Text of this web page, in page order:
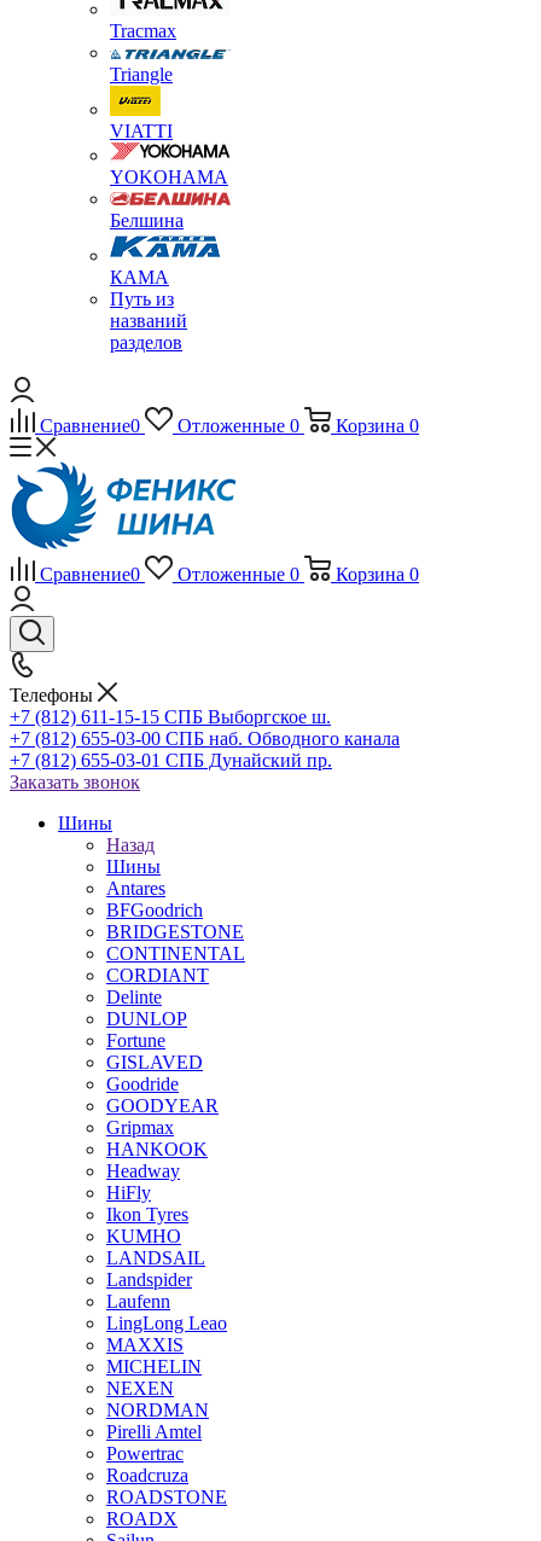
Tracmax
Triangle
VIATTI
YOKOHAMA
Белшина
КАМА
Путь из
названий
разделов
Сравнение0 Отложенные 0 Корзина 0
Сравнение0 Отложенные 0 Корзина 0
Телефоны
+7 (812) 611-15-15 СПБ Выборгское ш.
+7 (812) 655-03-00 СПБ наб. Обводного канала
+7 (812) 655-03-01 СПБ Дунайский пр.
Заказать звонок
Шины
Назад
Шины
Antares
BFGoodrich
BRIDGESTONE
CONTINENTAL
CORDIANT
Delinte
DUNLOP
Fortune
GISLAVED
Goodride
GOODYEAR
Gripmax
HANKOOK
Headway
HiFly
Ikon Tyres
KUMHO
LANDSAIL
Landspider
Laufenn
LingLong Leao
MAXXIS
MICHELIN
NEXEN
NORDMAN
Pirelli Amtel
Powertrac
Roadcruza
ROADSTONE
ROADX